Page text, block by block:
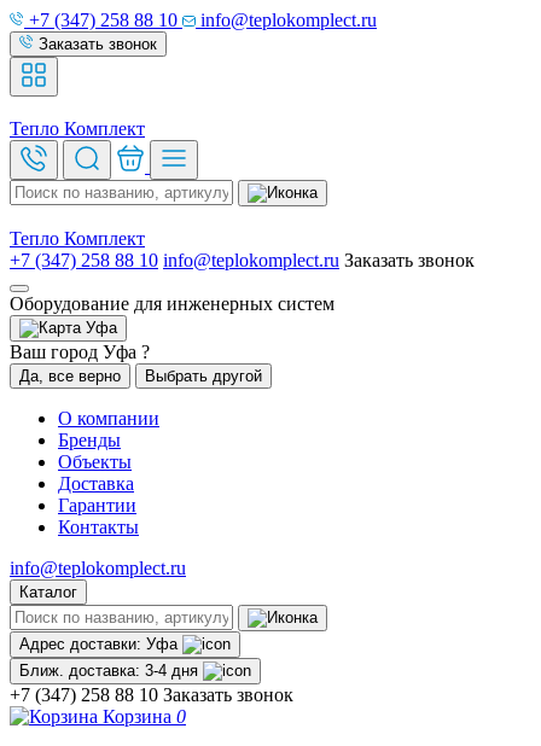
+7 (347) 258 88 10 info@teplokomplect.ru
Заказать звонок
Тепло Комплект
Тепло Комплект
+7 (347) 258 88 10 info@teplokomplect.ru Заказать звонок
Оборудование для инженерных систем
Уфа
Ваш город Уфа ?
Да, все верно Выбрать другой
О компании
Бренды
Объекты
Доставка
Гарантии
Контакты
info@teplokomplect.ru
Каталог
Адрес доставки: Уфа
Ближ. доставка: 3-4 дня
+7 (347) 258 88 10 Заказать звонок
Корзина 0